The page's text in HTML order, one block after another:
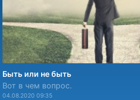
Быть или не быть
Вот в чем вопрос.
04.08.2020 09:35